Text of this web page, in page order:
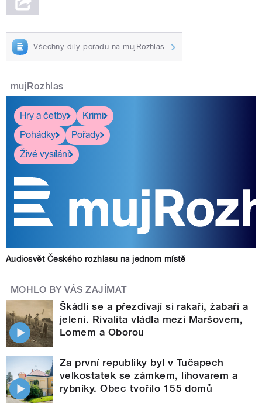
Všechny díly pořadu na mujRozhlas
mujRozhlas
Hry a četby
Krimi
Pohádky
Pořady
Živé vysílání
Audiosvět Českého rozhlasu na jednom místě
MOHLO BY VÁS ZAJÍMAT
Škádlí se a přezdívají si rakaři, žabaři a
jeleni. Rivalita vládla mezi Maršovem,
Lomem a Oborou
Za první republiky byl v Tučapech
velkostatek se zámkem, lihovarem a
rybníky. Obec tvořilo 155 domů